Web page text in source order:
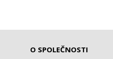
O SPOLEČNOSTI